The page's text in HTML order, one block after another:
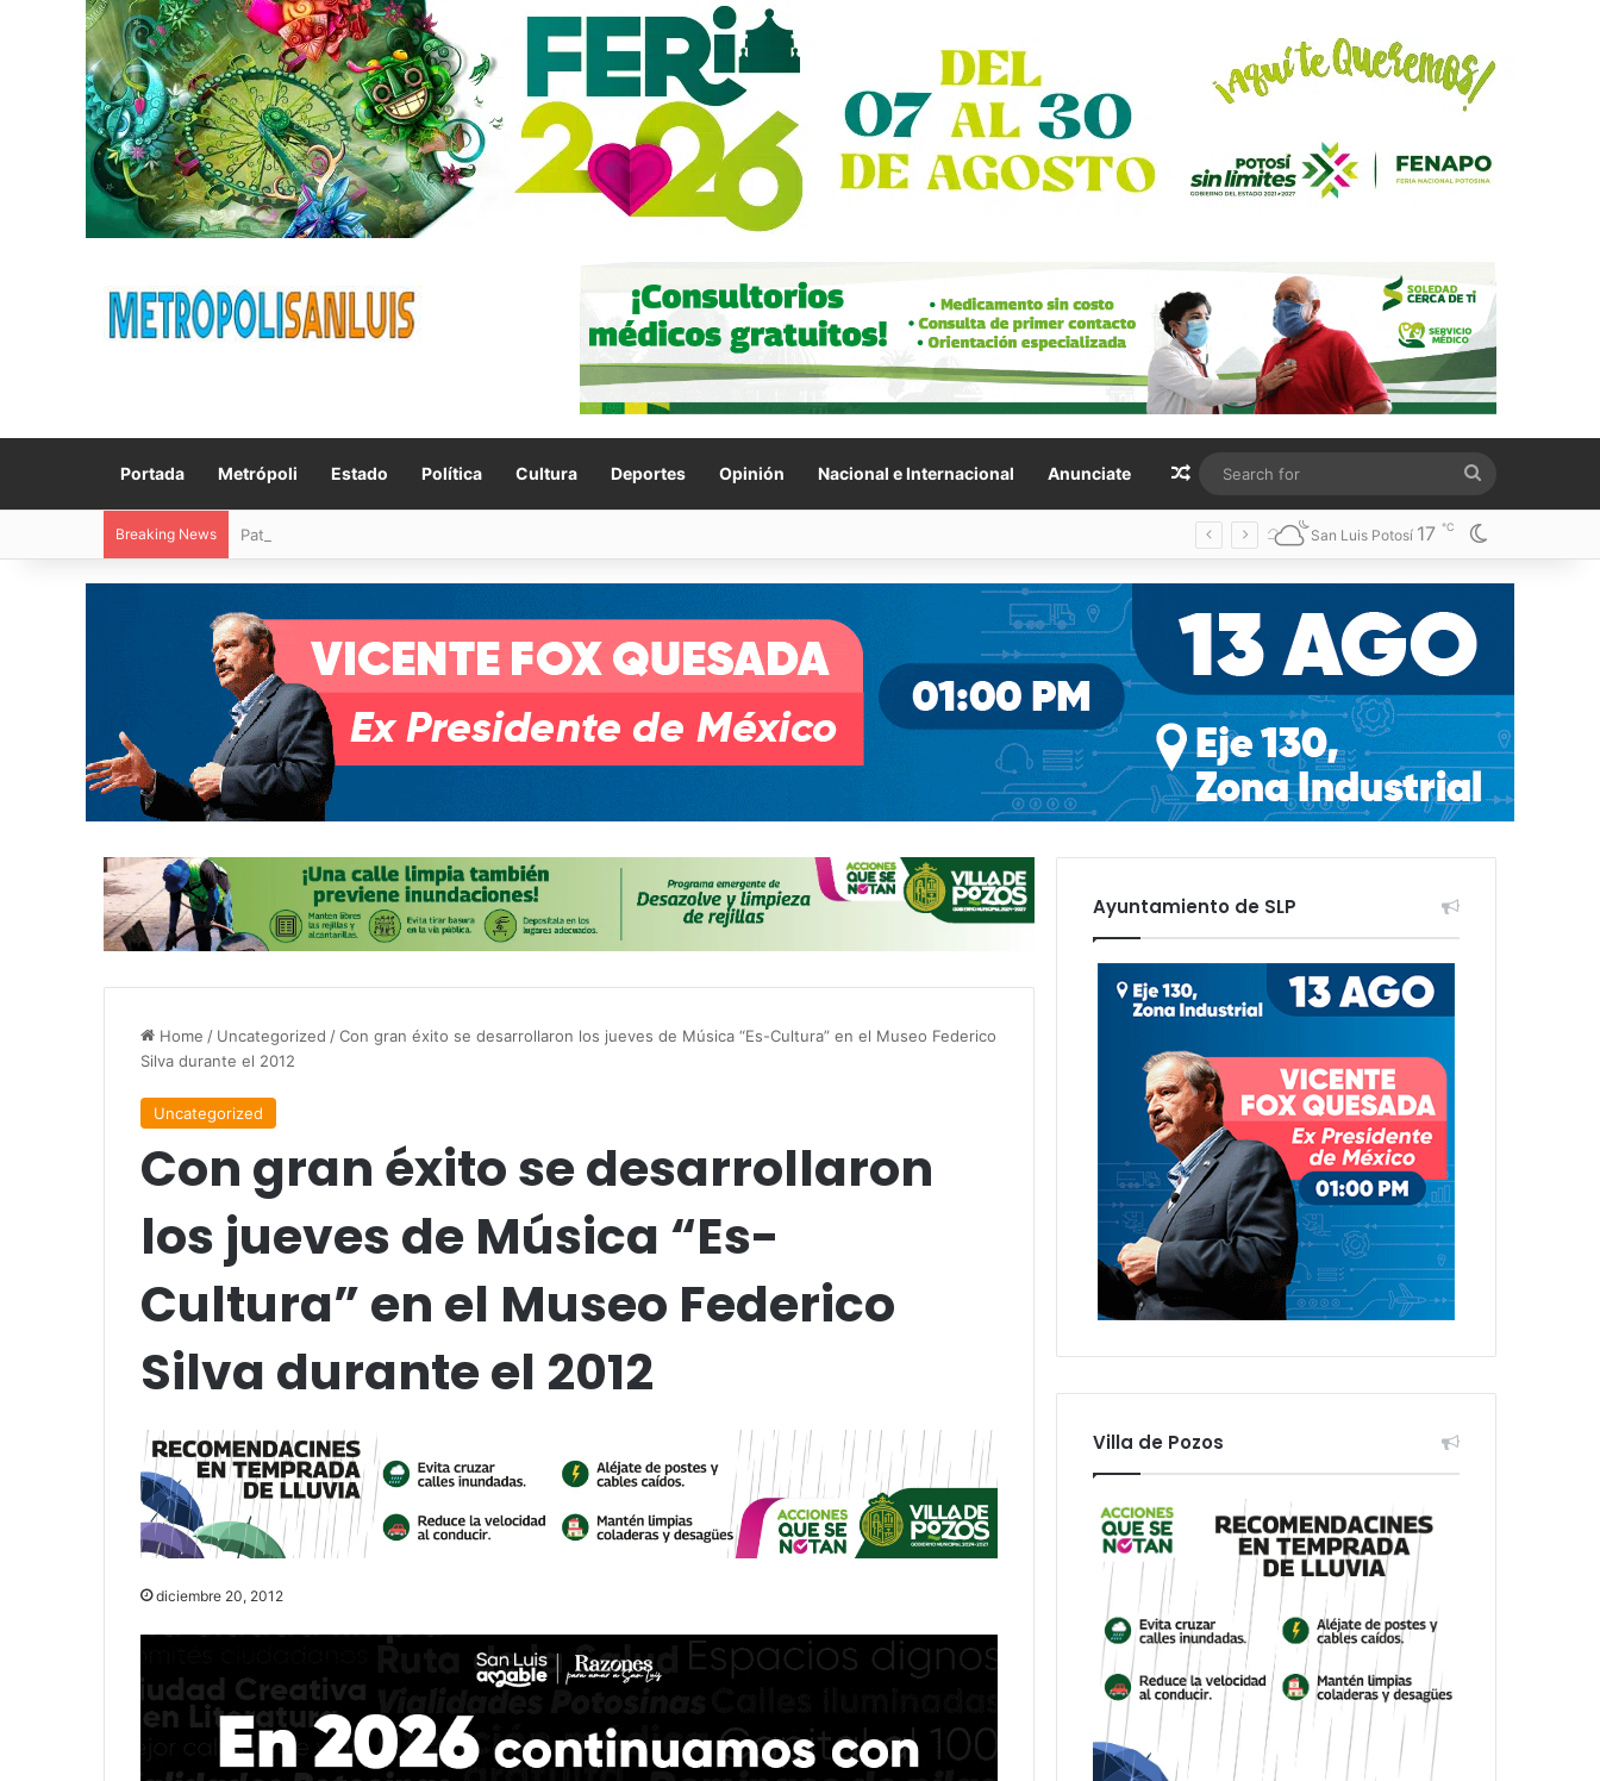
Portada Metrópoli Estado Política Cultura Deportes Opinión Nacional e Internacional Anunciate Random Article
for
Breaking News Paty Aradillas destaca impacto del nuevo desnivel de Circuito Potosí en la movilidad de Villa de Pozos San Luis Potosí 17 ℃
Home / Uncategorized /Con gran éxito se desarrollaron los jueves de Música “Es-Cultura” en el Museo Federico
Silva durante el 2012
Uncategorized
Con gran éxito se desarrollaron
los jueves de Música “Es-
Cultura” en el Museo Federico
Silva durante el 2012
diciembre 20, 2012
Ayuntamiento de SLP
Villa de Pozos